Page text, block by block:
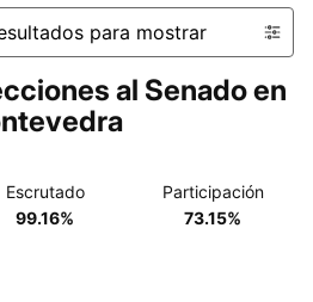
para mostrar
al Senado en
Escrutado
99.16%
Participación
73.15%